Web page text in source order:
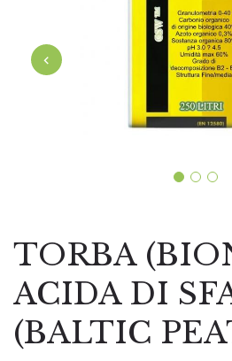
‹
TORBA
ACIDA DI
(BALTIC